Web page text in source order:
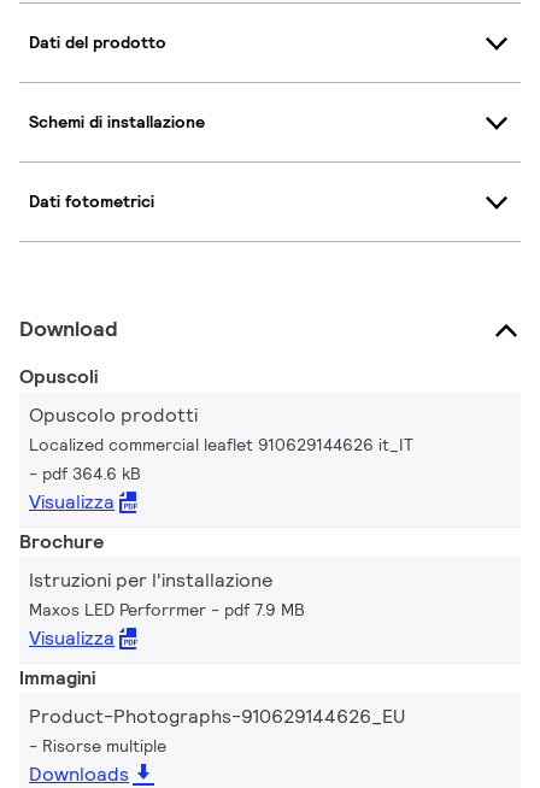
Dati del prodotto
Schemi di installazione
Dati fotometrici
Download
Opuscoli
Opuscolo prodotti
Localized commercial leaflet 910629144626 it_IT
pdf 364.6 kB
Visualizza
Brochure
Istruzioni per l'installazione
Maxos LED Perforrmer pdf 7.9 MB
Visualizza
Immagini
Product-Photographs-910629144626_EU
Risorse multiple
Downloads